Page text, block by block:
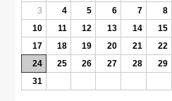
3
4 5 6 7 8
10
11 12 13 14 15
17
18 19 20 21 22
24
25 26 27 28 29
31